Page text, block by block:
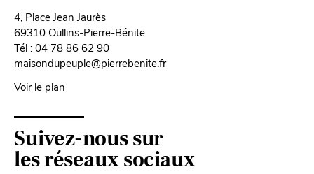
4, Place Jean Jaurès
69310 Oullins-Pierre-Bénite
Tél : 04 78 86 62 90
maisondupeuple@pierrebenite.fr
Voir le plan
Suivez-nous sur
les réseaux sociaux